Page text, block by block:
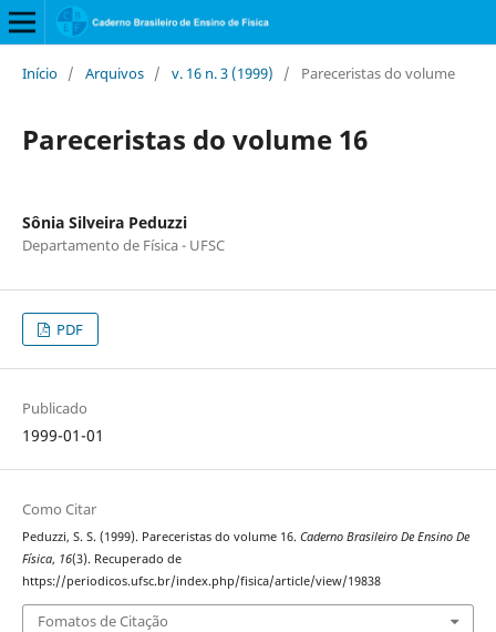
Início / Arquivos / v. 16 n. 3 (1999) / Pareceristas do volume
Pareceristas do volume 16
Sônia Silveira Peduzzi
Departamento de Física - UFSC
PDF
Publicado
1999-01-01
Como Citar
Peduzzi, S. S. (1999). Pareceristas do volume 16. Caderno Brasileiro De Ensino De
Física, 16(3). Recuperado de
https://periodicos.ufsc.br/index.php/fisica/article/view/19838
Fomatos de Citação